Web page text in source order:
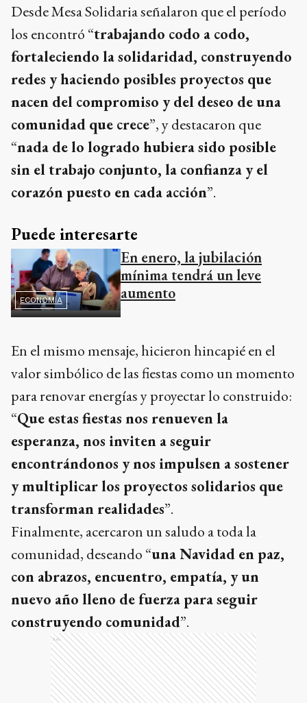
Desde Mesa Solidaria señalaron que el período
los encontró “trabajando codo a codo,
fortaleciendo la solidaridad, construyendo
redes y haciendo posibles proyectos que
nacen del compromiso y del deseo de una
comunidad que crece”, y destacaron que
“nada de lo logrado hubiera sido posible
sin el trabajo conjunto, la confianza y el
corazón puesto en cada acción”.
Puede interesarte
ECONOMÍA
En enero, la jubilación
mínima tendrá un leve
aumento
En el mismo mensaje, hicieron hincapié en el
valor simbólico de las fiestas como un momento
para renovar energías y proyectar lo construido:
“Que estas fiestas nos renueven la
esperanza, nos inviten a seguir
encontrándonos y nos impulsen a sostener
y multiplicar los proyectos solidarios que
transforman realidades”.
Finalmente, acercaron un saludo a toda la
comunidad, deseando “una Navidad en paz,
con abrazos, encuentro, empatía, y un
nuevo año lleno de fuerza para seguir
construyendo comunidad”.
Ads